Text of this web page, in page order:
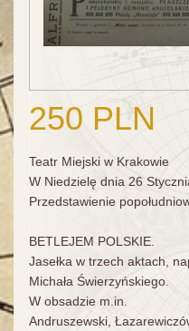
250 PLN
Teatr Miejski w Krakowie
W Niedzielę dnia 26
Przedstawienie
BETLEJEM POLSKIE.
Jasełka w trzech aktach,
Michała Świerzyńskiego.
W obsadzie m.in.
Andruszewski,